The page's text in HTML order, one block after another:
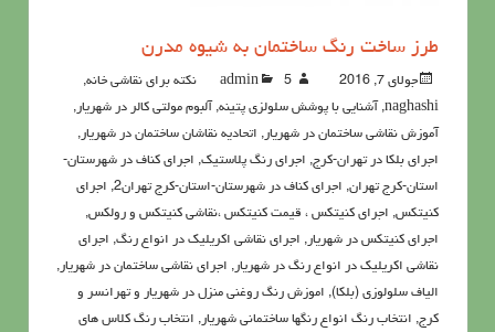
طرز ساخت رنگ ساختمان به شیوه مدرن
جولای 7, 2016 admin 5نکته برای نقاشی خانه
,
naghashi
, آشنايي با پوشش سلولزي پتينه, آلبوم مولتی کالر در شهریار,
آموزش نقاشی ساختمان در شهریار, اتحادیه نقاشان ساختمان در شهریار,
اجرای بلکا در تهران-کرج, اجرای رنگ پلاستیک, اجرای کناف در شهرستان-
استان-کرج تهران, اجرای کناف در شهرستان-استان-کرج تهران2 , اجرای
کنیتکس, اجرای کنیتکس ، قیمت کنیتکس ،نقاشي كنيتكس و رولكس,
اجرای کنیتکس در شهریار, اجرای نقاشی اکریلیک در انواع رنگ, اجرای
نقاشی اکریلیک در انواع رنگ در شهریار, اجرای نقاشی ساختمان در شهریار,
الیاف سلولوزی (بلکا), اموزش رنگ روغنی منزل در شهریار و تهرانسر و
کرج, انتخاب رنگ انواع رنگها ساختمانی شهریار, انتخاب رنگ کلاس های